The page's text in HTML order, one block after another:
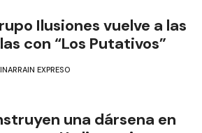
Ilusiones vuelve a las
con “Los Putativos”
EXPRESO
una dársena en